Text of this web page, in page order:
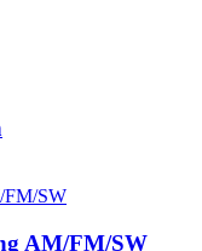
AM/FM/SW